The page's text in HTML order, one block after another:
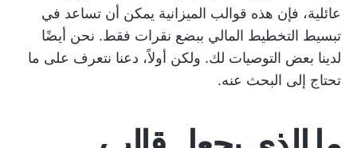
عائلية، فإن هذه قوالب الميزانية يمكن أن تساعد في
تبسيط التخطيط المالي ببضع نقرات فقط. نحن أيضًا
لدينا بعض التوصيات لك. ولكن أولاً، دعنا نتعرف على ما
تحتاج إلى البحث عنه.